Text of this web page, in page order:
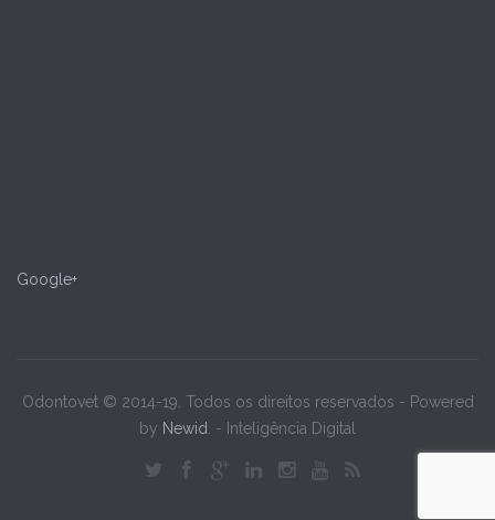
Google+
Odontovet © 2014-19. Todos os direitos reservados - Powered
by Newid. - Inteligência Digital